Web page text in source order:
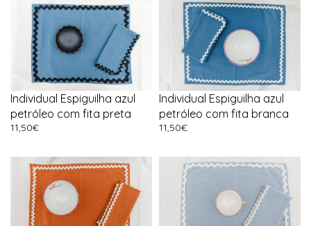
Individual Espiguilha azul
petróleo com fita preta
11,50€
Individual Espiguilha azul
petróleo com fita branca
11,50€